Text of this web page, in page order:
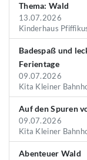
Thema: Wald
13.07.2026
Kinderhaus
Badespaß und
Ferientage
09.07.2026
Kita Kleiner
Auf den Spuren
09.07.2026
Kita Kleiner
Abenteuer Wald